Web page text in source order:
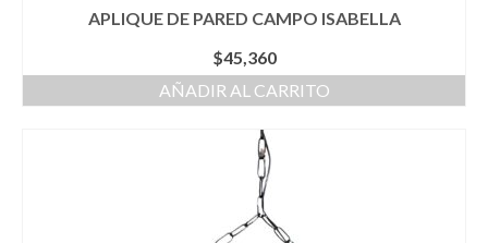
APLIQUE DE PARED CAMPO ISABELLA
$45,360
AÑADIR AL CARRITO